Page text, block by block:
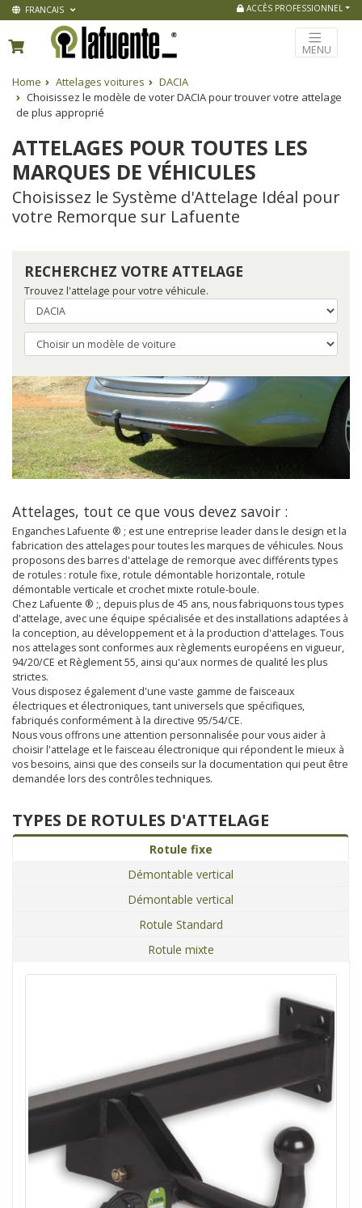
FRANCAIS ACCÈS PROFESSIONNEL
MENU
Home Attelages voitures
DACIA
Choisissez le modèle de voter DACIA pour trouver votre attelage
de plus approprié
ATTELAGES POUR TOUTES LES
MARQUES DE VÉHICULES
Choisissez le Système d'Attelage Idéal pour
votre Remorque sur Lafuente
RECHERCHEZ VOTRE ATTELAGE
Trouvez l'attelage pour votre véhicule.
Attelages, tout ce que vous devez savoir :
Enganches Lafuente ® ; est une entreprise leader dans le design et la
fabrication des attelages pour toutes les marques de véhicules. Nous
proposons des barres d'attelage de remorque avec différents types
de rotules : rotule fixe, rotule démontable horizontale, rotule
démontable verticale et crochet mixte rotule-boule.
Chez Lafuente ® ;, depuis plus de 45 ans, nous fabriquons tous types
d'attelage, avec une équipe spécialisée et des installations adaptées à
la conception, au développement et à la production d'attelages. Tous
nos attelages sont conformes aux règlements européens en vigueur,
94/20/CE et Règlement 55, ainsi qu'aux normes de qualité les plus
strictes.
Vous disposez également d'une vaste gamme de faisceaux
électriques et électroniques, tant universels que spécifiques,
fabriqués conformément à la directive 95/54/CE.
Nous vous offrons une attention personnalisée pour vous aider à
choisir l'attelage et le faisceau électronique qui répondent le mieux à
vos besoins, ainsi que des conseils sur la documentation qui peut être
demandée lors des contrôles techniques.
TYPES DE ROTULES D'ATTELAGE
Rotule fixe
Démontable vertical
Démontable vertical
Rotule Standard
Rotule mixte